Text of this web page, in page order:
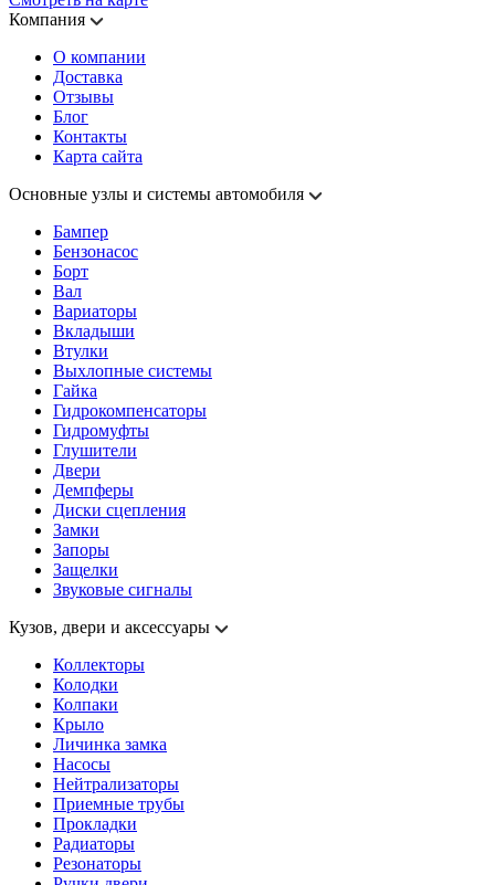
Компания
О компании
Доставка
Отзывы
Блог
Контакты
Карта сайта
Основные узлы и системы автомобиля
Бампер
Бензонасос
Борт
Вал
Вариаторы
Вкладыши
Втулки
Выхлопные системы
Гайка
Гидрокомпенсаторы
Гидромуфты
Глушители
Двери
Демпферы
Диски сцепления
Замки
Запоры
Защелки
Звуковые сигналы
Кузов, двери и аксессуары
Коллекторы
Колодки
Колпаки
Крыло
Личинка замка
Насосы
Нейтрализаторы
Приемные трубы
Прокладки
Радиаторы
Резонаторы